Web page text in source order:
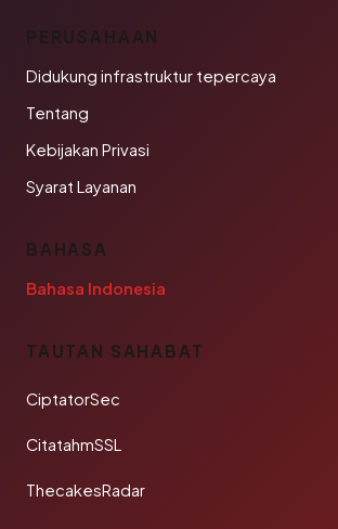
PERUSAHAAN
Didukung infrastruktur tepercaya
Tentang
Kebijakan Privasi
Syarat Layanan
BAHASA
Bahasa Indonesia
TAUTAN SAHABAT
CiptatorSec
CitatahmSSL
ThecakesRadar